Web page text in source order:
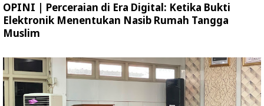
OPINI | Perceraian di Era Digital: Ketika Bukti
Elektronik Menentukan Nasib Rumah Tangga
Muslim